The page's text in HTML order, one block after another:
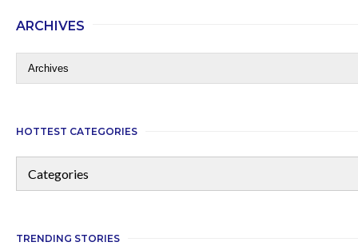
ARCHIVES
HOTTEST CATEGORIES
TRENDING STORIES